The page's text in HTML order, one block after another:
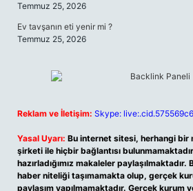
Temmuz 25, 2026
Ev tavşanın eti yenir mi ?
Temmuz 25, 2026
Reklam ve İletişim: Skype:
Yasal Uyarı: Bu internet sitesi, herhangi bir
şirketi ile hiçbir bağlantısı
hazırladığımız makaleler
haber niteliği taşımamakta olup, gerçek
paylaşım yapılmamaktadır. Gerçek kurum